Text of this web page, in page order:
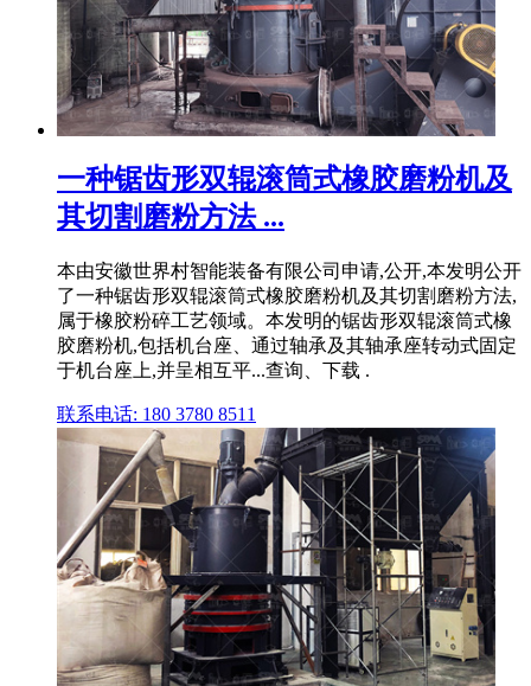
一种锯齿形双辊滚筒式橡胶磨粉机及
其切割磨粉方法 ...
本由安徽世界村智能装备有限公司申请,公开,本发明公开
了一种锯齿形双辊滚筒式橡胶磨粉机及其切割磨粉方法,
属于橡胶粉碎工艺领域。本发明的锯齿形双辊滚筒式橡
胶磨粉机,包括机台座、通过轴承及其轴承座转动式固定
于机台座上,并呈相互平...查询、下载 .
联系电话: 180 3780 8511